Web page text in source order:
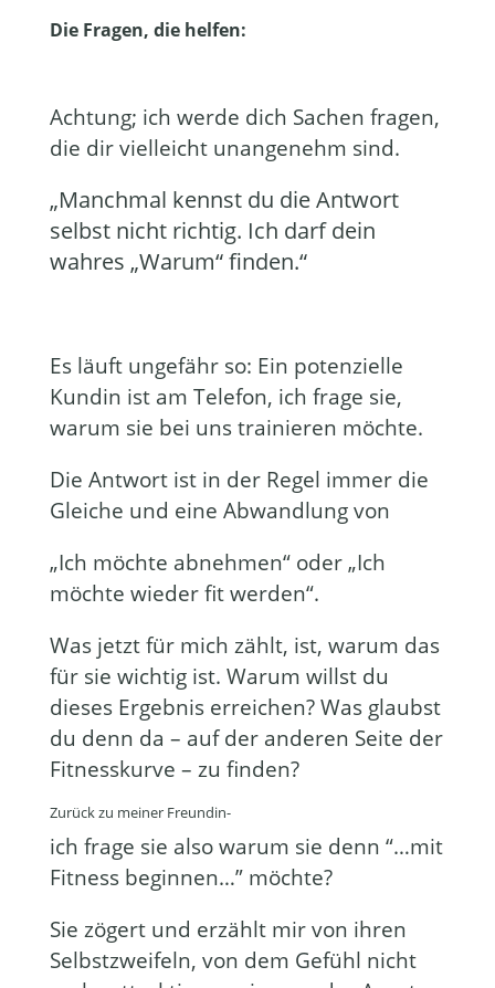
Die Fragen, die helfen:
Achtung; ich werde dich Sachen fragen,
die dir vielleicht unangenehm sind.
„Manchmal kennst du die Antwort
selbst nicht richtig. Ich darf dein
wahres „Warum“ finden.“
Es läuft ungefähr so: Ein potenzielle
Kundin ist am Telefon, ich frage sie,
warum sie bei uns trainieren möchte.
Die Antwort ist in der Regel immer die
Gleiche und eine Abwandlung von
„Ich möchte abnehmen“ oder „Ich
möchte wieder fit werden“.
Was jetzt für mich zählt, ist, warum das
für sie wichtig ist. Warum willst du
dieses Ergebnis erreichen? Was glaubst
du denn da – auf der anderen Seite der
Fitnesskurve – zu finden?
Zurück zu meiner Freundin-
ich frage sie also warum sie denn “…mit
Fitness beginnen…” möchte?
Sie zögert und erzählt mir von ihren
Selbstzweifeln, von dem Gefühl nicht